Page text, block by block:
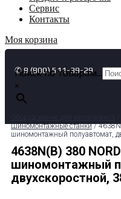
Сервис
Контакты
Моя корзина
✆ 8 (800) 511-39-29
Поиск по товарам...
×
Шиномонтажные станки/
шиномонтажный полуавтомат,
4638N(B) 380
шиномонтажный
двухскоростной,